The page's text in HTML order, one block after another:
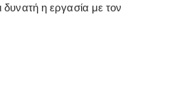
δυνατή η εργασία με τον